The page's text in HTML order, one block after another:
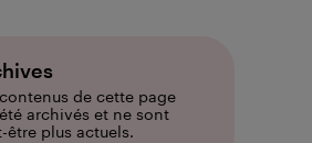
de cette page
archivés et ne sont
être plus actuels.